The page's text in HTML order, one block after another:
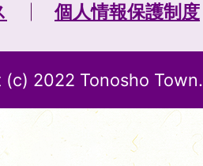
個人情報保護制度
2022 Tonosho